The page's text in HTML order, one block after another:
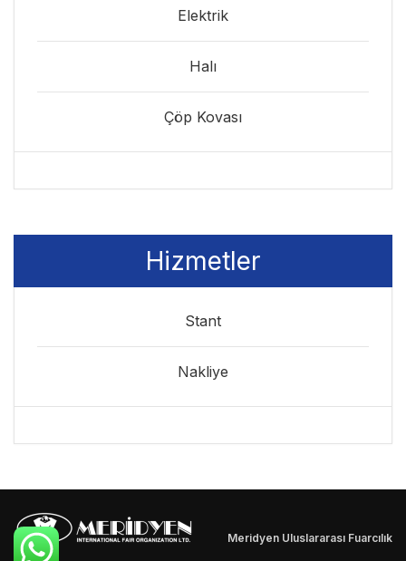
Elektrik
Halı
Çöp Kovası
Hizmetler
Stant
Nakliye
Meridyen Uluslararası Fuarcılık